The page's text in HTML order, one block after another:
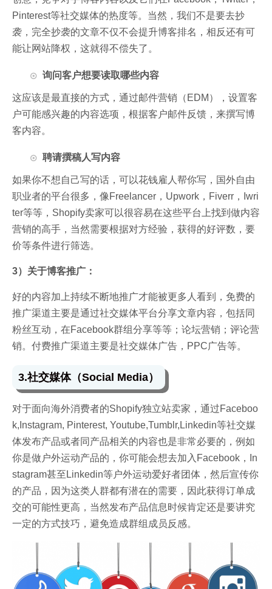
Pinterest等社交媒体的热度等。 当然，我们不是要去抄
袭，完全抄袭的文章不仅不会提升博客排名，相反还有可
能让网站降权，这就得不偿失了。
询问客户想要读取哪些内容
这应该是最直接的方式，通过邮件营销（EDM），设置客
户可能感兴趣的内容选项，根据客户邮件反馈，来撰写博
客内容。
聘请撰稿人写内容
如果你不想自己写的话，可以花钱雇人帮你写，国外自由
职业者的平台很多，像Freelancer，Upwork，Fiverr，Iwri
ter等等，Shopify卖家可以很容易在这些平台上找到做内容
营销的高手，当然需要根据对方经验，获得的好评数，要
价等条件进行筛选。
3）关于博客推广：
好的内容加上持续不断地推广才能被更多人看到，免费的
推广渠道主要是通过社交媒体平台分享文章内容，包括同
粉丝互动，在Facebook群组分享等等；论坛营销；评论营
销。付费推广渠道主要是社交媒体广告，PPC广告等。
3.社交媒体（Social Media）
对于面向海外消费者的Shopify独立站卖家，通过Faceboo
k,Instagram, Pinterest, Youtube,Tumblr,Linkedin等社交媒
体发布产品或者同产品相关的内容也是非常必要的，例如
你是做户外运动产品的，你可能会想去加入Facebook，In
stagram甚至Linkedin等户外运动爱好者团体，然后宣传你
的产品，因为这类人群都有潜在的需要，因此获得订单成
交的可能性更高，当然发布产品信息时候肯定还是要讲究
一定的方式技巧，避免造成群组成员反感。